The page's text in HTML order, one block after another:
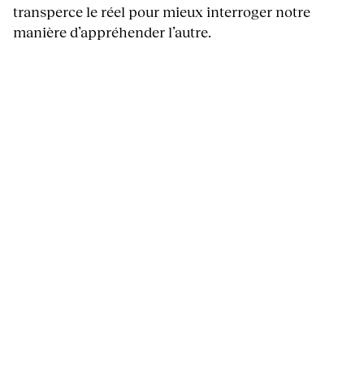
transperce le réel pour mieux interroger notre
manière d’appréhender l’autre.